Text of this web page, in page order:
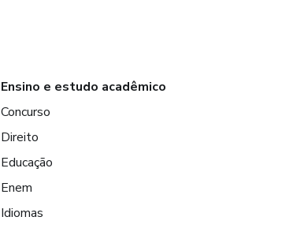
Ensino e estudo acadêmico
Concurso
Direito
Educação
Enem
Idiomas